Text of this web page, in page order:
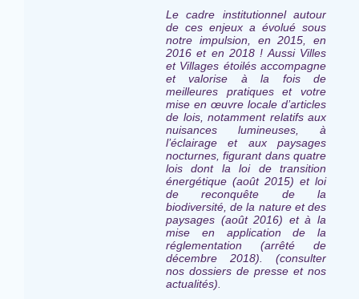
Le cadre institutionnel autour
de ces enjeux a évolué sous
notre impulsion, en 2015, en
2016 et en 2018 ! Aussi Villes
et Villages étoilés accompagne
et valorise à la fois de
meilleures pratiques et votre
mise en œuvre locale d’articles
de lois, notamment relatifs aux
nuisances lumineuses, à
l’éclairage et aux paysages
nocturnes, figurant dans quatre
lois dont la loi de transition
énergétique (août 2015) et loi
de reconquête de la
biodiversité, de la nature et des
paysages (août 2016) et à la
mise en application de la
réglementation (arrêté de
décembre 2018). (consulter
nos dossiers de presse et nos
actualités).